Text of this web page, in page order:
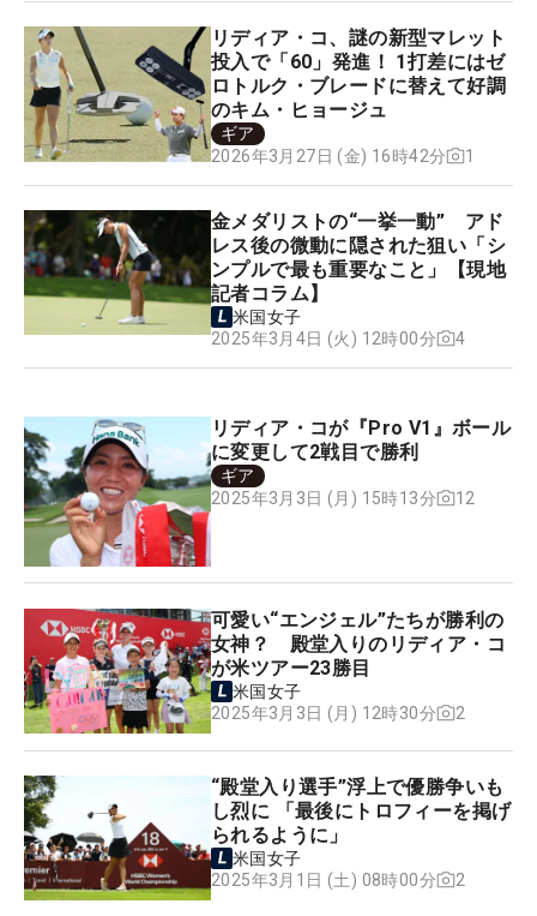
リディア・コ、謎の新型マレット
投入で「60」発進！ 1打差にはゼ
ロトルク・ブレードに替えて好調
のキム・ヒョージュ
ギア
2026年3月27日 (金) 16時42分
1
金メダリストの“一挙一動” アド
レス後の微動に隠された狙い「シ
ンプルで最も重要なこと」【現地
記者コラム】
米国女子
2025年3月4日 (火) 12時00分
4
リディア・コが『Pro V1』ボール
に変更して2戦目で勝利
ギア
2025年3月3日 (月) 15時13分
12
可愛い“エンジェル”たちが勝利の
女神？ 殿堂入りのリディア・コ
が米ツアー23勝目
米国女子
2025年3月3日 (月) 12時30分
2
“殿堂入り選手”浮上で優勝争いも
し烈に 「最後にトロフィーを掲げ
られるように」
米国女子
2025年3月1日 (土) 08時00分
2